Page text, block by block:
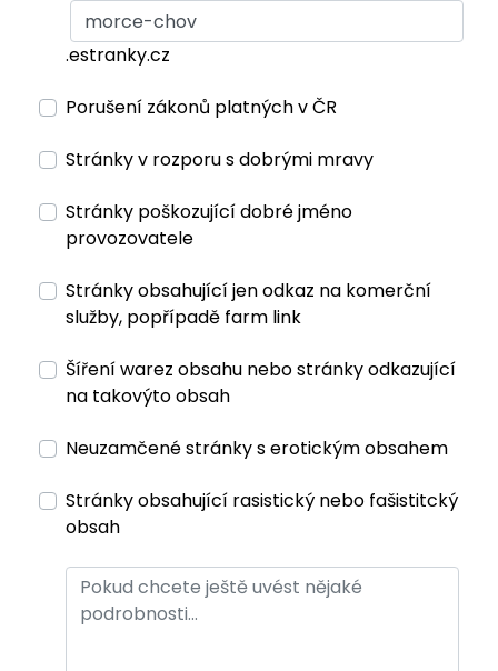
.estranky.cz
Porušení zákonů platných v ČR
Stránky v rozporu s dobrými mravy
Stránky poškozující dobré jméno
provozovatele
Stránky obsahující jen odkaz na komerční
služby, popřípadě farm link
Šíření warez obsahu nebo stránky odkazující
na takovýto obsah
Neuzamčené stránky s erotickým obsahem
Stránky obsahující rasistický nebo fašistitcký
obsah